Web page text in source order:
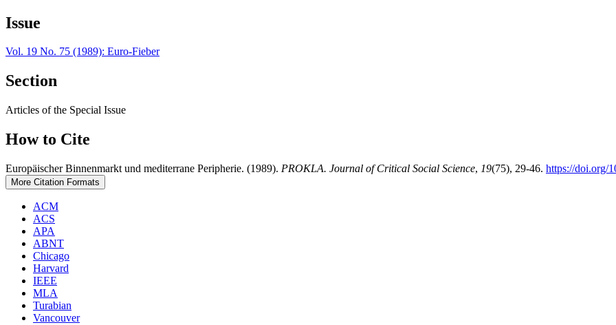
Issue
Vol. 19 No. 75 (1989): Euro-Fieber
Section
Articles of the Special Issue
How to Cite
Europäischer Binnenmarkt und mediterrane Peripherie. (1989). PROKLA. Journal of Critical Social Science, 19(75), 29-46. https://doi.org/
More Citation Formats
ACM
ACS
APA
ABNT
Chicago
Harvard
IEEE
MLA
Turabian
Vancouver